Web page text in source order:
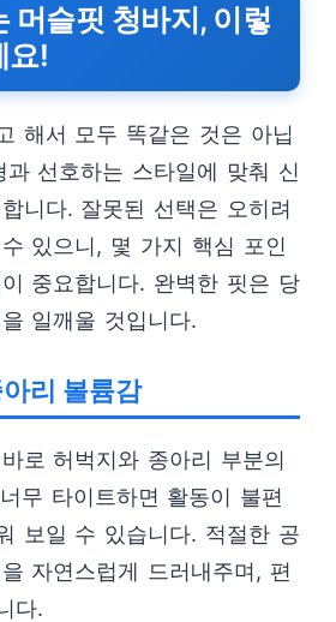
머슬핏 청바지, 이렇
요!
해서 모두 똑같은 것은 아닙
과 선호하는 스타일에 맞춰 신
니다. 잘못된 선택은 오히려
있으니, 몇 가지 핵심 포인
중요합니다. 완벽한 핏은 당
일깨울 것입니다.
리 볼륨감
로 허벅지와 종아리 부분의
무 타이트하면 활동이 불편
보일 수 있습니다. 적절한 공
자연스럽게 드러내주며, 편
다.